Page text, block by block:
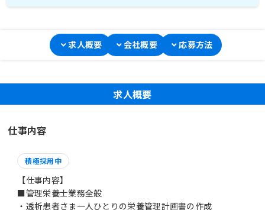
求人概要 会社概要 応募方法
求人概要
仕事内容
積極採用中
【仕事内容】
■管理栄養士業務全般
・透析患者さま一人ひとりの栄養管理計画書の作成